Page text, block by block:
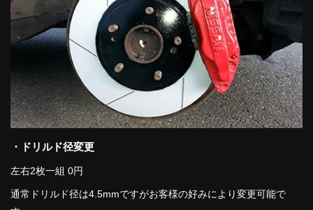
・ドリルド径変更
左右2枚一組 0円
通常ドリルド径は4.5mmですがお客様の好みにより変更可能で